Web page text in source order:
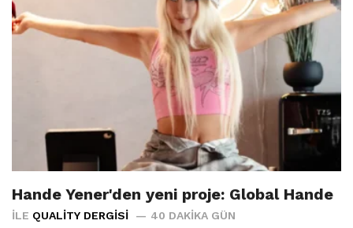
Hande Yener'den yeni proje: Global Hande
İLE QUALITY DERGISI 40 DAKIKA GÜN